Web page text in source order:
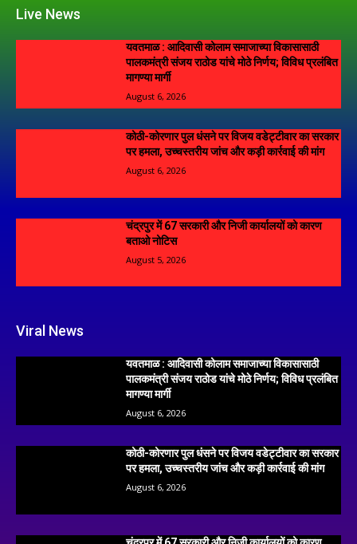
Live News
यवतमाळ : आदिवासी कोलाम समाजाच्या विकासासाठी
पालकमंत्री संजय राठोड यांचे मोठे निर्णय; विविध प्रलंबित
मागण्या मार्गी
August 6, 2026
कोठी-कोरणार पुल धंसने पर विजय वडेट्टीवार का सरकार
पर हमला, उच्चस्तरीय जांच और कड़ी कार्रवाई की मांग
August 6, 2026
चंद्रपुर में 67 सरकारी और निजी कार्यालयों को कारण
बताओ नोटिस
August 5, 2026
Viral News
यवतमाळ : आदिवासी कोलाम समाजाच्या विकासासाठी
पालकमंत्री संजय राठोड यांचे मोठे निर्णय; विविध प्रलंबित
मागण्या मार्गी
August 6, 2026
कोठी-कोरणार पुल धंसने पर विजय वडेट्टीवार का सरकार
पर हमला, उच्चस्तरीय जांच और कड़ी कार्रवाई की मांग
August 6, 2026